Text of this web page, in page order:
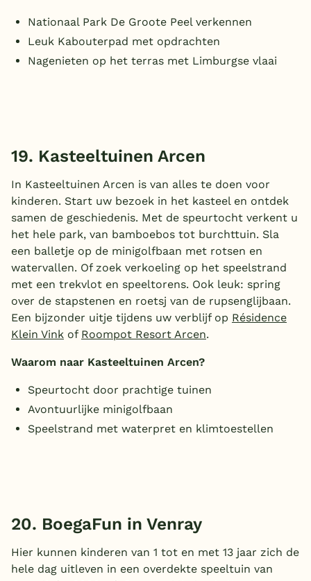
Nationaal Park De Groote Peel verkennen
Leuk Kabouterpad met opdrachten
Nagenieten op het terras met Limburgse vlaai
19. Kasteeltuinen Arcen
In Kasteeltuinen Arcen is van alles te doen voor
kinderen. Start uw bezoek in het kasteel en ontdek
samen de geschiedenis. Met de speurtocht verkent u
het hele park, van bamboebos tot burchttuin. Sla
een balletje op de minigolfbaan met rotsen en
watervallen. Of zoek verkoeling op het speelstrand
met een trekvlot en speeltorens. Ook leuk: spring
over de stapstenen en roetsj van de rupsenglijbaan.
Een bijzonder uitje tijdens uw verblijf op Résidence
Klein Vink of Roompot Resort Arcen.
Waarom naar Kasteeltuinen Arcen?
Speurtocht door prachtige tuinen
Avontuurlijke minigolfbaan
Speelstrand met waterpret en klimtoestellen
20. BoegaFun in Venray
Hier kunnen kinderen van 1 tot en met 13 jaar zich de
hele dag uitleven in een overdekte speeltuin van